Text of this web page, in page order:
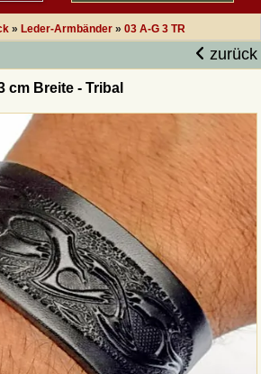
» Leder-Armbänder » 03 A-G 3 TR
zurück
cm Breite - Tribal